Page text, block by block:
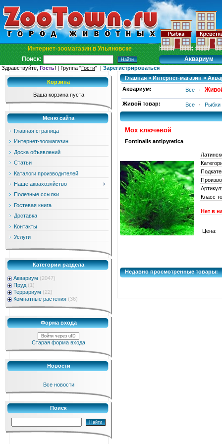
Интернет-зоомагазин в Ульяновске
Поиск:
Аквариум
Здравствуйте, Гость! | Группа "Гости" | Зарегистрироваться
Корзина
Ваша корзина пуста
Меню сайта
Главная страница
Интернет-зоомагазин
Доска объявлений
Статьи
Каталоги производителей
Наше аквахозяйство
Полезные ссылки
Гостевая книга
Доставка
Контакты
Услуги
Категории раздела
Аквариум (2047)
Пруд (1)
Террариум (22)
Комнатные растения (36)
Форма входа
Войти через uID
Старая форма входа
Новости
Все новости
Поиск
Главная » Интернет-магазин »
Аквариум:
Все ·
Живой товар: Все · Рыбки
Мох ключевой
Fontinalis antipyretica
Артикул:
Класс
Нет в
Цена:
Недавно просмотренные товары: